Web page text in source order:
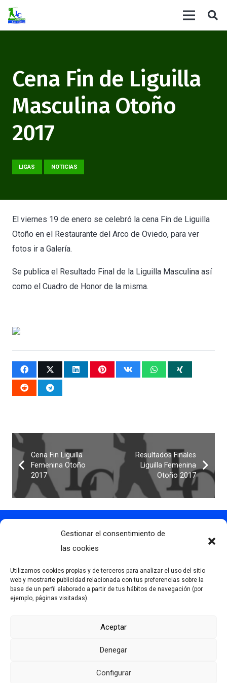
Gestionar el consentimiento de
las cookies
Utilizamos cookies propias y de terceros para analizar el uso del sitio
web y mostrarte publicidad relacionada con tus preferencias sobre la
base de un perfil elaborado a partir de tus hábitos de navegación (por
ejemplo, páginas visitadas).
Aceptar
Denegar
Configurar
Cena Fin de Liguilla
Masculina Otoño
2017
LIGAS NOTICIAS
El viernes 19 de enero se celebró la cena Fin de Liguilla
Otoño en el Restaurante del Arco de Oviedo, para ver
fotos ir a Galería.
Se publica el Resultado Final de la Liguilla Masculina así
como el Cuadro de Honor de la misma.
Cena Fin Liguilla
Femenina Otoño
2017
Resultados Finales
Liguilla Femenina
Otoño 2017
Contacto
info@clubdegolflascaldas.com
681 163 108
La Premaña s/n, 33174, Oviedo, España